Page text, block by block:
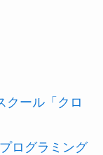
クール「クロ
ログラミング